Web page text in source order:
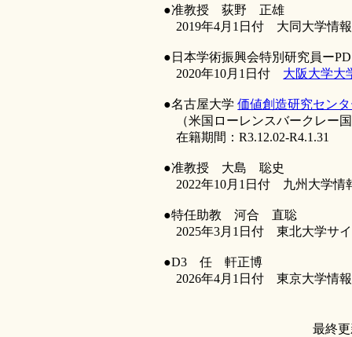
●准教授 荻野 正雄
2019年4月1日付 大同大学情
●日本学術振興会特別研究員ー
2020年10月1日付 大阪大学
●名古屋大学価値創造研究セン
（米国ローレンスバークレー
在籍期間：R3.12.02-R4.1.31
●准教授 大島 聡史
2022年10月1日付 九州大学情
●特任助教 河合 直聡
2025年3月1日付 東北大学サ
●D3 任 軒正博
2026年4月1日付 東京大学情
最終更